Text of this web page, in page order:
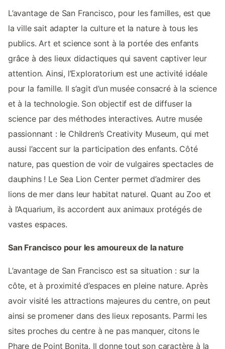
L’avantage de San Francisco, pour les familles, est que
la ville sait adapter la culture et la nature à tous les
publics. Art et science sont à la portée des enfants
grâce à des lieux didactiques qui savent captiver leur
attention. Ainsi, l’Exploratorium est une activité idéale
pour la famille. Il s’agit d’un musée consacré à la science
et à la technologie. Son objectif est de diffuser la
science par des méthodes interactives. Autre musée
passionnant : le Children’s Creativity Museum, qui met
aussi l’accent sur la participation des enfants. Côté
nature, pas question de voir de vulgaires spectacles de
dauphins ! Le Sea Lion Center permet d’admirer des
lions de mer dans leur habitat naturel. Quant au Zoo et
à l’Aquarium, ils accordent aux animaux protégés de
vastes espaces.
San Francisco pour les amoureux de la nature
L’avantage de San Francisco est sa situation : sur la
côte, et à proximité d’espaces en pleine nature. Après
avoir visité les attractions majeures du centre, on peut
ainsi se promener dans des lieux reposants. Parmi les
sites proches du centre à ne pas manquer, citons le
Phare de Point Bonita. Il donne tout son caractère à la